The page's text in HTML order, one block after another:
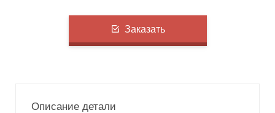
Заказать
Описание детали